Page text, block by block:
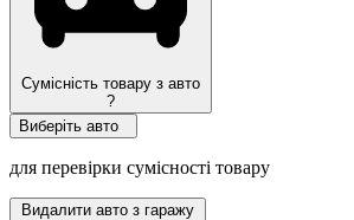
Сумісність товару з авто
?
Виберіть авто
для перевірки сумісності товару
Видалити авто з гаражу